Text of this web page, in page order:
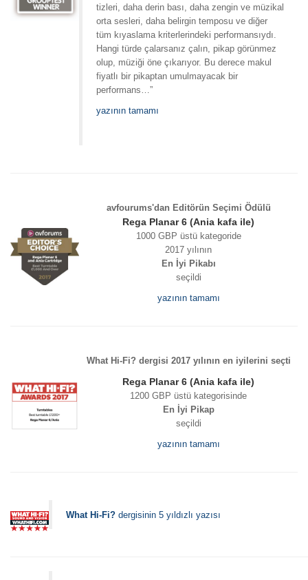
tizleri, daha derin bası, daha zengin ve müzikal
orta sesleri, daha belirgin temposu ve diğer
tüm kıyaslama kriterlerindeki performansıydı.
Hangi türde çalarsanız çalın, pikap görünmez
olup, müziği öne çıkarıyor. Bu derece makul
fiyatlı bir pikaptan umulmayacak bir
performans…”
yazının tamamı
avfourums'dan Editörün Seçimi Ödülü
Rega Planar 6 (Ania kafa ile)
1000 GBP üstü kategoride
2017 yılının
En İyi Pikabı
seçildi
yazının tamamı
What Hi-Fi? dergisi 2017 yılının en iyilerini seçti
Rega Planar 6 (Ania kafa ile)
1200 GBP üstü kategorisinde
En İyi Pikap
seçildi
yazının tamamı
What Hi-Fi? dergisinin 5 yıldızlı yazısı